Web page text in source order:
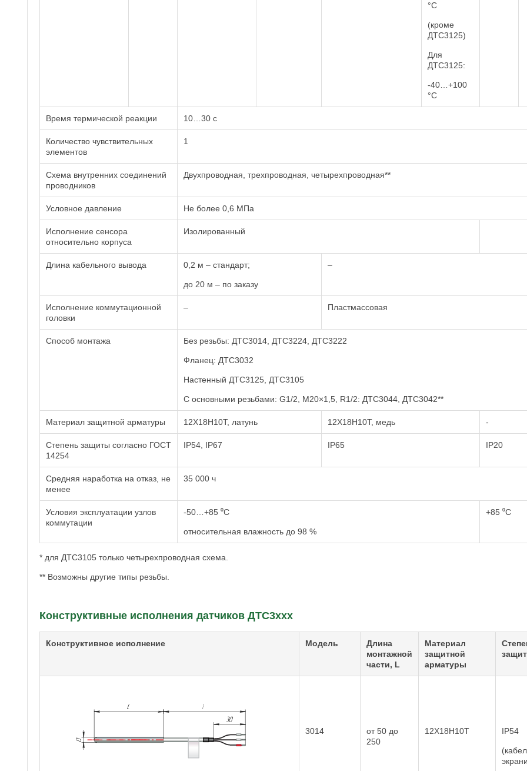
°C
(кроме
ДТС3125)
Для
ДТС3125:
-40…+100
°C
Время термической реакции 10…30 с
Количество чувствительных
элементов
1
Схема внутренних соединений
проводников
Двухпроводная, трехпроводная, четырехпроводная**
Условное давление Не более 0,6 МПа
Исполнение сенсора
относительно корпуса
Изолированный
Длина кабельного вывода 0,2 м – стандарт;
до 20 м – по заказу
–
Исполнение коммутационной
головки
– Пластмассовая
Способ монтажа Без резьбы: ДТС3014, ДТС3224, ДТС3222
Фланец: ДТС3032
Настенный ДТС3125, ДТС3105
С основными резьбами: G1/2, М20×1,5, R1/2: ДТС3044, ДТС3042**
Материал защитной арматуры 12Х18Н10Т, латунь 12Х18Н10Т, медь -
Степень защиты согласно ГОСТ
14254
IP54, IP67 IP65 IP20
Средняя наработка на отказ, не
менее
35 000 ч
Условия эксплуатации узлов
коммутации
-50…+85 ⁰С
относительная влажность до 98 %
+85 ⁰С
* для ДТС3105 только четырехпроводная схема.
** Возможны другие типы резьбы.
Конструктивные исполнения датчиков ДТС3ххх
Конструктивное исполнение Модель
Длина
монтажной
части, L
Материал
защитной
арматуры
3014
от 50 до
250
12Х18Н10Т IP54